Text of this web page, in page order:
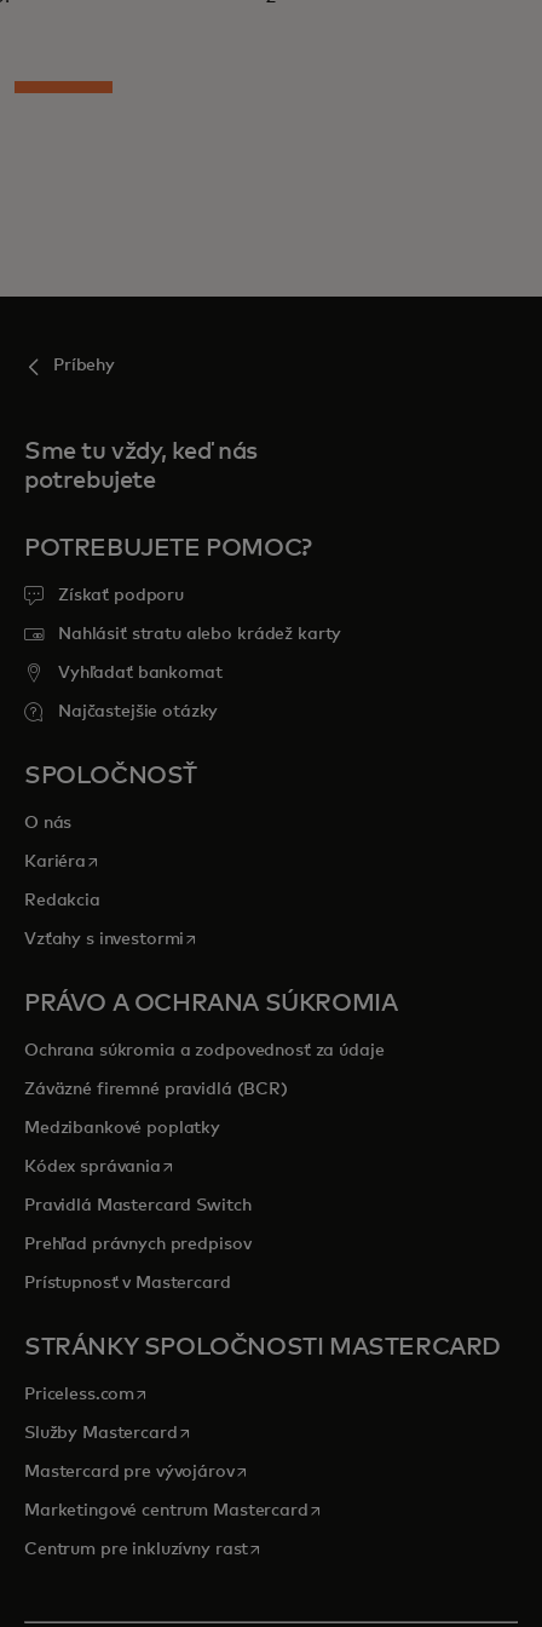
Príbehy
Sme tu vždy, keď nás
potrebujete
POTREBUJETE POMOC?
Získať podporu
Nahlásiť stratu alebo krádež karty
Vyhľadať bankomat
Najčastejšie otázky
SPOLOČNOSŤ
O nás
Kariéra opens in a new tab
Redakcia
Vzťahy s investormi opens in a new tab
PRÁVO A OCHRANA SÚKROMIA
Ochrana súkromia a zodpovednosť za údaje
Záväzné firemné pravidlá (BCR)
Medzibankové poplatky
Kódex správaniaopens in a new tab
Pravidlá Mastercard Switch
Prehľad právnych predpisov
Prístupnosť v Mastercard
STRÁNKY SPOLOČNOSTI MASTERCARD
Priceless.com opens in a new tab
Služby Mastercardopens in a new tab
Mastercard pre vývojárovopens in a new tab
Marketingové centrum Mastercardopens in a new tab
Centrum pre inkluzívny rastopens in a new tab